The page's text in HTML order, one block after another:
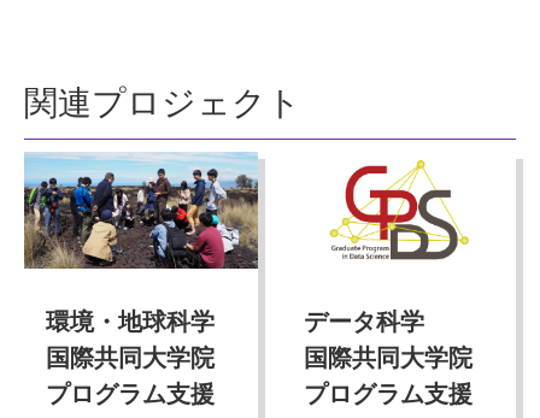
関連プロジェクト
環境・地球科学
国際共同大学院
プログラム支援
データ科学
国際共同大学院
プログラム支援